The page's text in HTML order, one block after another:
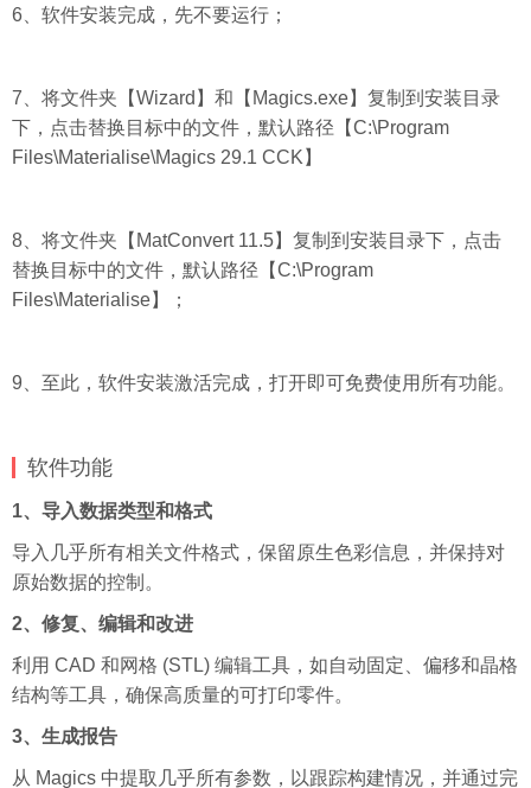
6、软件安装完成，先不要运行；
7、将文件夹【Wizard】和【Magics.exe】复制到安装目录
下，点击替换目标中的文件，默认路径【C:\Program
Files\Materialise\Magics 29.1 CCK】
8、将文件夹【MatConvert 11.5】复制到安装目录下，点击
替换目标中的文件，默认路径【C:\Program
Files\Materialise】；
9、至此，软件安装激活完成，打开即可免费使用所有功能。
软件功能
1、导入数据类型和格式
导入几乎所有相关文件格式，保留原生色彩信息，并保持对
原始数据的控制。
2、修复、编辑和改进
利用 CAD 和网格 (STL) 编辑工具，如自动固定、偏移和晶格
结构等工具，确保高质量的可打印零件。
3、生成报告
从 Magics 中提取几乎所有参数，以跟踪构建情况，并通过完